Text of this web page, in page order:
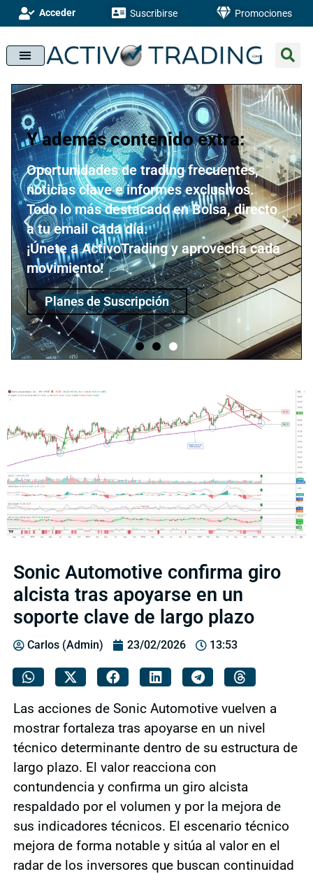
Acceder Suscribirse Promociones
Y además contenido extra:
Oportunidades de trading frecuentes,
noticias clave e informes exclusivos.
Todo lo más destacado en Bolsa, directo
a tu email cada día.
¡Únete a ActivoTrading y aprovecha cada
movimiento!
Planes de Suscripción
Sonic Automotive confirma giro
alcista tras apoyarse en un
soporte clave de largo plazo
Carlos (Admin) 23/02/2026 13:53
Las acciones de Sonic Automotive vuelven a
mostrar fortaleza tras apoyarse en un nivel
técnico determinante dentro de su estructura de
largo plazo. El valor reacciona con
contundencia y confirma un giro alcista
respaldado por el volumen y por la mejora de
sus indicadores técnicos. El escenario técnico
mejora de forma notable y sitúa al valor en el
radar de los inversores que buscan continuidad